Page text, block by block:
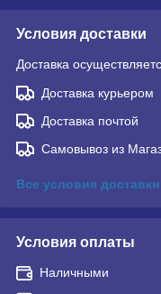
Условия доставки
Доставка
Доставка курьером
Доставка почтой
Самовывоз из
Все условия доставки
Условия оплаты
Наличными